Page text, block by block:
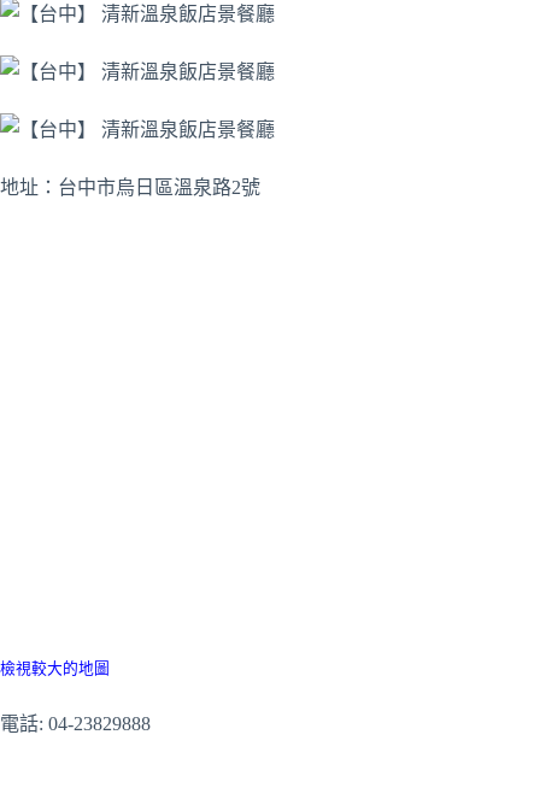
地址：台中市烏日區溫泉路2號
檢視較大的地圖
電話: 04-23829888